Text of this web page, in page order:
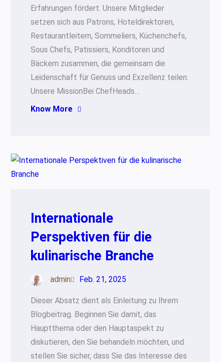
Erfahrungen fördert. Unsere Mitglieder
setzen sich aus Patrons, Hoteldirektoren,
Restaurantleitern, Sommeliers, Küchenchefs,
Sous Chefs, Patissiers, Konditoren und
Bäckern zusammen, die gemeinsam die
Leidenschaft für Genuss und Exzellenz teilen.
Unsere MissionBei ChefHeads…
Know More
Internationale
Perspektiven für die
kulinarische Branche
admin Feb. 21, 2025
Dieser Absatz dient als Einleitung zu Ihrem
Blogbeitrag. Beginnen Sie damit, das
Hauptthema oder den Hauptaspekt zu
diskutieren, den Sie behandeln möchten, und
stellen Sie sicher, dass Sie das Interesse des